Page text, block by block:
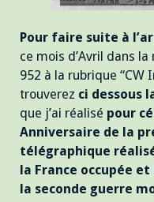
Pour faire suite à
ce mois d’Avril dans
952 à la rubrique “CW
trouverez ci dessous
que j’ai réalisé pour
Anniversaire de la
télégraphique
la France occupée
la seconde guerre